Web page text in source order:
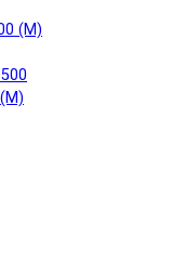
(М)
(М)